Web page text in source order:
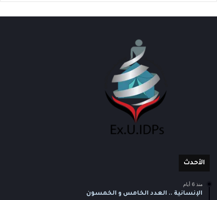
الأحدث
منذ 6 أيام
الإنسانية .. العدد الخامس و الخمسون